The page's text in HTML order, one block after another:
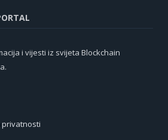
i vijesti iz svijeta Blockchain
privatnosti